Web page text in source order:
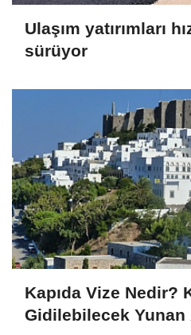
Ulaşım yatırımları
sürüyor
Kapıda Vize Nedir?
Gidilebilecek Yunan